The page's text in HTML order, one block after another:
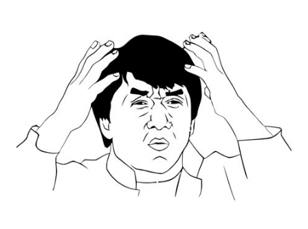
घर घरमा पुर्याउने योजना ल्याएकोहो । बेलुनबाट इन्टरनेट, कुरा जोक झैँ
लाग्न सक्छ, तर गुगलको प्रयोग सफल भएको खण्डमा केही वर्षभित्रैमा
हामीले पनि बेलुन इन्टरनेट चलाउन सक्नेछौँ । गुगलका बेलुनहरु
पृथ्वीको सतह भन्दा करिब २० किलोमिटर माथि रहनेछन् र हामीले
साविकको स्थितिमा थ्रीजी सरहको इन्टरनेट स्पिड पाउनेछौँ । पृथ्वीको
सतहभन्दा करिब २० किलोमिटर माथि रहने र बेलुनहरु आकाशमा
घुमिरहने भएका कारण, पृथ्वीको जुनसुकै ठाउँबाट सहज तरिकाले